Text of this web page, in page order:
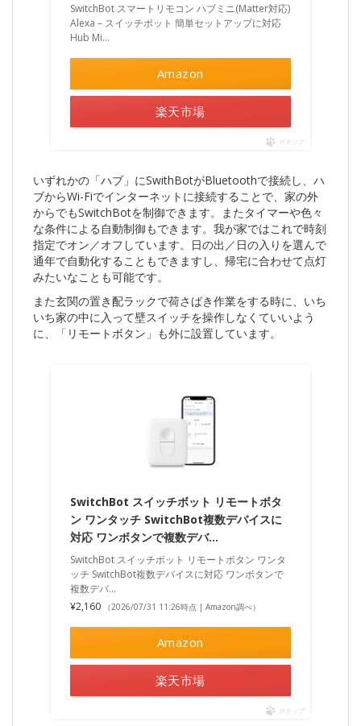
SwitchBot スマートリモコン ハブミニ(Matter対応)
Alexa – スイッチボット 簡単セットアップに対応
Hub Mi…
Amazon
楽天市場
ポチップ
いずれかの「ハブ」にSwithBotがBluetoothで接続し、ハ
ブからWi-Fiでインターネットに接続することで、家の外
からでもSwitchBotを制御できます。またタイマーや色々
な条件による自動制御もできます。我が家ではこれで時刻
指定でオン／オフしています。日の出／日の入りを選んで
通年で自動化することもできますし、帰宅に合わせて点灯
みたいなことも可能です。
また玄関の置き配ラックで荷さばき作業をする時に、いち
いち家の中に入って壁スイッチを操作しなくていいよう
に、「リモートボタン」も外に設置しています。
SwitchBot スイッチボット リモートボタ
ン ワンタッチ SwitchBot複数デバイスに
対応 ワンボタンで複数デバ…
SwitchBot スイッチボット リモートボタン ワンタ
ッチ SwitchBot複数デバイスに対応 ワンボタンで
複数デバ…
¥2,160
（2026/07/31 11:26時点 | Amazon調べ）
Amazon
楽天市場
ポチップ